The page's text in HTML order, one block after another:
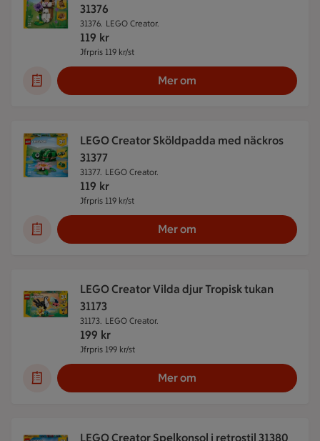
31376
31376. LEGO Creator.
119 kr
Jfrpris 119 kr/st
Mer om
LEGO Creator Sköldpadda med näckros
31377
31377. LEGO Creator.
119 kr
Jfrpris 119 kr/st
Mer om
LEGO Creator Vilda djur Tropisk tukan
31173
31173. LEGO Creator.
199 kr
Jfrpris 199 kr/st
Mer om
LEGO Creator Spelkonsol i retrostil 31380